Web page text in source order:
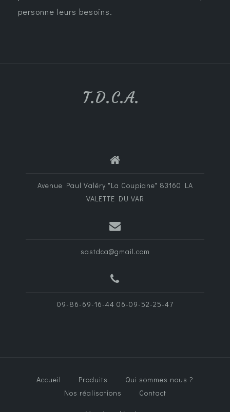
personne leurs besoins.
T.D.C.A.
Avenue Paul Valéry "La Coupiane" 83160 LA
VALETTE DU VAR
sastdca@gmail.com
09-86-69-16-44 06-09-52-25-47
Accueil Produits
Qui sommes nous ?
Nos réalisations
Contact